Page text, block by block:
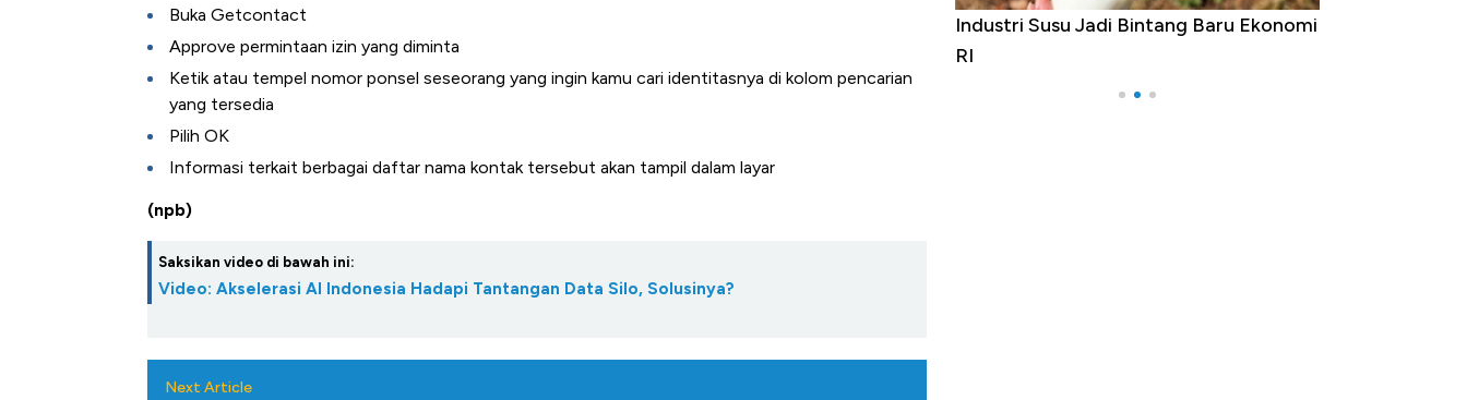
Buka Getcontact
Approve permintaan izin yang diminta
Ketik atau tempel nomor ponsel seseorang yang ingin kamu cari identitasnya di kolom pencarian
yang tersedia
Pilih OK
Informasi terkait berbagai daftar nama kontak tersebut akan tampil dalam layar
(npb)
Saksikan video di bawah ini:
Video: Akselerasi AI Indonesia Hadapi Tantangan Data Silo, Solusinya?
Next Article
Industri Susu Jadi Bintang Baru Ekonomi
RI